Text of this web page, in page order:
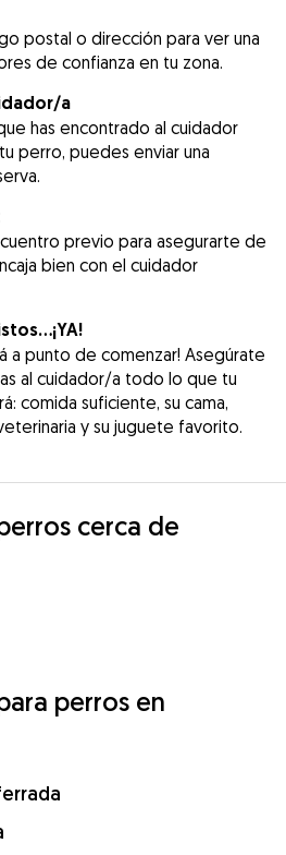
postal o dirección para ver una
de confianza en tu zona.
a
has encontrado al cuidador
perro, puedes enviar una
previo para asegurarte de
bien con el cuidador
a punto de comenzar! Asegúrate
al cuidador/a todo lo que tu
comida suficiente, su cama,
y su juguete favorito.
cerca de
perros en